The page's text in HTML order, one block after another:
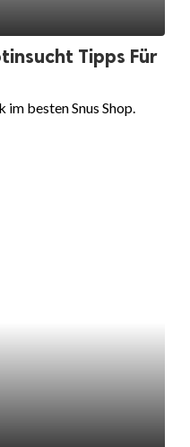
Tipps Für
besten Snus Shop.